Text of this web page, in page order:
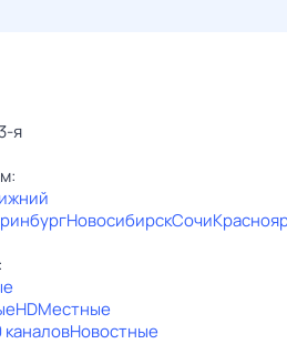
я
НовосибирскСочи
HDМестные
каналовНовостные